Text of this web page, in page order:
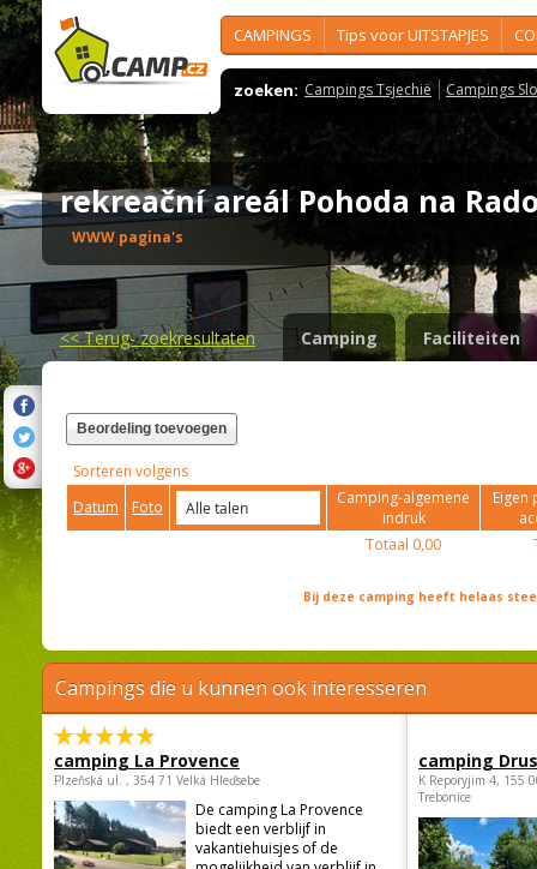
CAMPINGS Tips voor UITSTAPJES
zoeken: Campings Tsjechië Campings
rekreační areál Pohoda na
WWW pagina's
<<Terug- zoekresultaten Camping Faciliteiten
Beordeling toevoegen
Sorteren volgens
Datum
Foto
Camping-algemene
indruk
Eigen
Totaal 0,00
Bij deze camping heeft helaas
Campings die u kunnen ook interesseren
camping La Provence
Plzeňská ul. , 354 71 Velká Hleďsebe
De camping La Provence
biedt een verblijf in
vakantiehuisjes of de
camping
K Reporyjim 4, 155
Trebonice